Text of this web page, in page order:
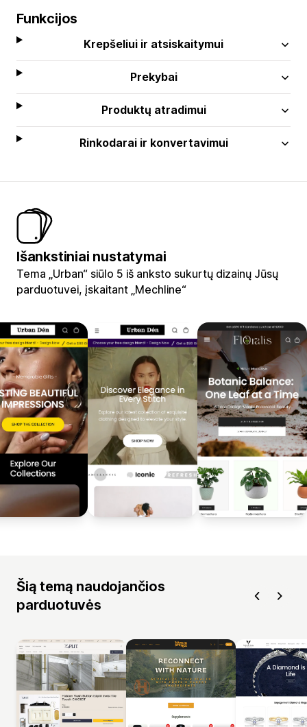
Funkcijos
Krepšeliui ir atsiskaitymui
Prekybai
Produktų atradimui
Rinkodarai ir konvertavimui
Išankstiniai nustatymai
Tema „Urban“ siūlo 5 iš anksto sukurtų dizainų Jūsų
parduotuvei, įskaitant „Mechline“
Šią temą naudojančios
parduotuvės